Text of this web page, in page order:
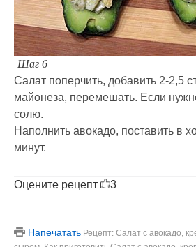
Шаг 6
Салат поперчить, добавить 2-2,5
майонеза, перемешать. Если
солю.
Наполнить авокадо, поставить в
минут.
Оцените рецепт 3
Напечатать Рецепт: Салат с авокадо,